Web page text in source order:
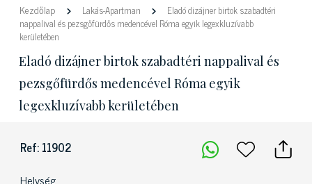
Kezdőlap Lakás-Apartman
Eladó dizájner birtok szabadtéri
nappalival és pezsgőfürdős medencével Róma egyik legexkluzívabb
kerületében
Eladó dizájner birtok szabadtéri nappalival és
pezsgőfürdős medencével Róma egyik
legexkluzívabb kerületében
Ref: 11902
Helység